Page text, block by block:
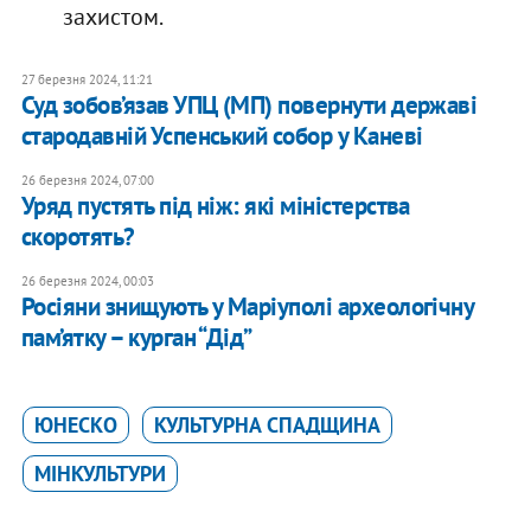
захистом.
27 березня 2024, 11:21
Суд зобов’язав УПЦ (МП) повернути державі
стародавній Успенський собор у Каневі
26 березня 2024, 07:00
Уряд пустять під ніж: які міністерства
скоротять?
26 березня 2024, 00:03
Росіяни знищують у Маріуполі археологічну
пам’ятку – курган “Дід”
ЮНЕСКО
КУЛЬТУРНА СПАДЩИНА
МІНКУЛЬТУРИ